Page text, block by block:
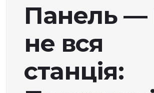
Панель —
не вся
станція: